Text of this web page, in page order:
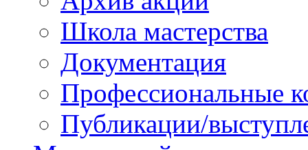
Школа мастерства
Документация
Профессиональные
Публикации/